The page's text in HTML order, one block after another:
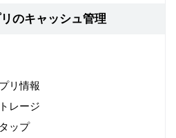
のキャッシュ管理
リ情報
レージ
ップ